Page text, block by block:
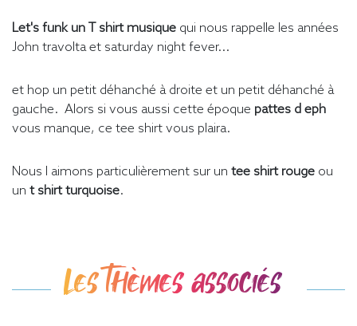
Let's funk un T shirt musique qui nous rappelle les années
John travolta et saturday night fever...
et hop un petit déhanché à droite et un petit déhanché à
gauche. Alors si vous aussi cette époque pattes d eph
vous manque, ce tee shirt vous plaira.
Nous l aimons particulièrement sur un tee shirt rouge ou
un t shirt turquoise.
Les thèmes associés